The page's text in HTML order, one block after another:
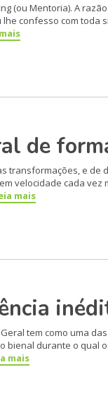
(ou Mentoria). A
confesso com
de
e
velocidade cada
mais
tem como uma
bienal durante o
mais